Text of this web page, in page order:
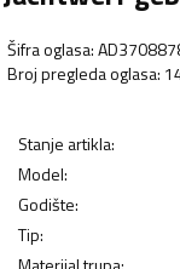
Šifra oglasa:
Broj pregleda oglasa:
Stanje artikla:
Model:
Godište:
Tip: